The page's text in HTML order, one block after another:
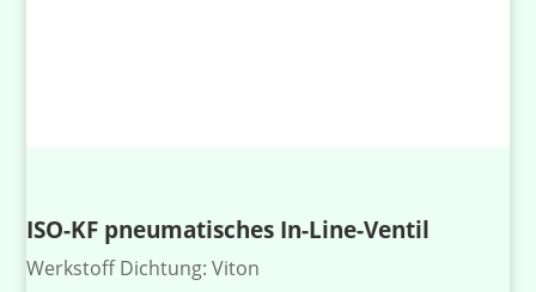
ISO-KF pneumatisches In-Line-Ventil
Werkstoff Dichtung: Viton